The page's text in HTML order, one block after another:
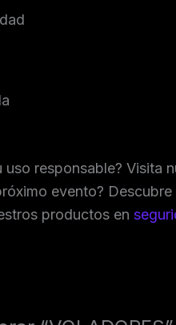
uso responsable? Visita
evento?
productos en